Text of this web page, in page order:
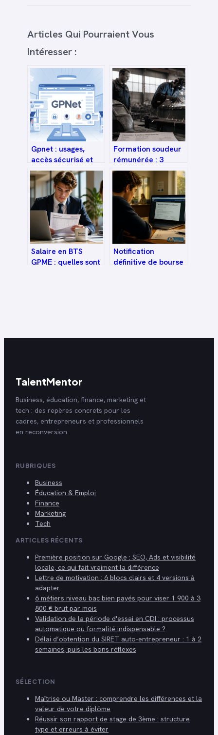
Articles Qui Pourraient Vous
Intéresser :
Gpnet : usages,
accès sécurisé et
bonnes pratiques
pour en tirer parti
Formation soudeur
rémunérée : 3
solutions pour
apprendre le métier
tout en percevant
un salaire
Salaire en BTS
GPME : quelles sont
Notification
définitive de bourse
TalentMentor
Business, éducation, finance, marketing et
tech : des repères concrets pour les
cadres, entrepreneurs et professionnels
en reconversion.
RUBRIQUES
Business
Éducation & Emploi
Finance
Marketing
Tech
ARTICLES RÉCENTS
Première position sur Google : SEO, Ads et visibilité
locale, ce qui fait vraiment la différence
Lettre de motivation : 6 blocs clairs et 4 versions à
adapter
6 métiers niveau bac bien payés pour viser 1 900 à 3
800 € brut par mois
Validation de la période d'essai en CDI : processus
automatique ou formalité indispensable ?
Délai d’obtention du SIRET auto-entrepreneur : 1 à 2
semaines, puis les bons réflexes
SÉLECTION
Maîtrise ou Master : comprendre les différences et la
valeur de votre diplôme
Réussir son rapport de stage de 3ème : structure
type et erreurs à éviter